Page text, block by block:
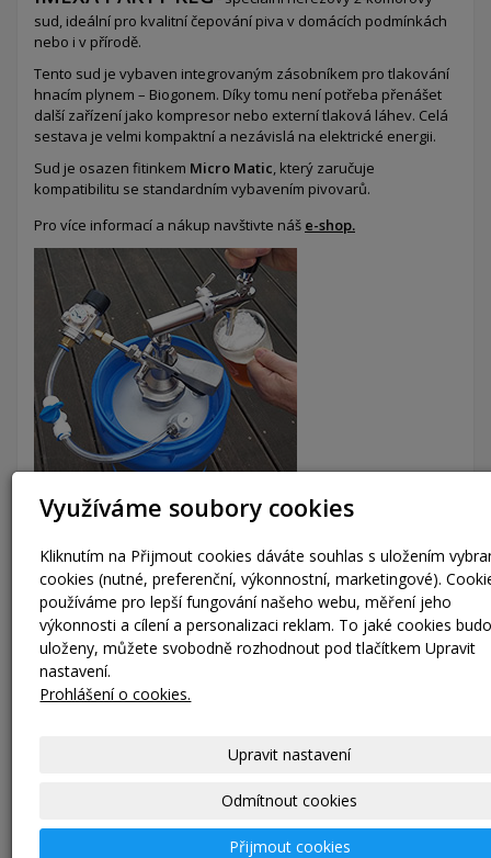
sud, ideální pro kvalitní čepování piva v domácích podmínkách
nebo i v přírodě.
Tento sud je vybaven integrovaným zásobníkem pro tlakování
hnacím plynem – Biogonem. Díky tomu není potřeba přenášet
další zařízení jako kompresor nebo externí tlaková láhev. Celá
sestava je velmi kompaktní a nezávislá na elektrické energii.
Sud je osazen fitinkem Micro Matic, který zaručuje
kompatibilitu se standardním vybavením pivovarů.
Pro více informací a nákup navštivte náš e-shop.
Naše technologie gravírování laserem umožňuje precizní
označení KEG sudů textem nebo logem vaší společnosti.
Nabízíme možnost označení KEG sudůQR kódem a dalšími
přídavnými údaji, které mohou být propojeny s naším
systémemKEGiNFOpro snadnou správu a sledování sudů.
Využíváme soubory cookies
Kliknutím na Přijmout cookies dáváte souhlas s uložením
cookies (nutné, preferenční, výkonnostní, marketingové).
používáme pro lepší fungování našeho webu, měření jeho
výkonnosti a cílení a personalizaci reklam. To jaké cookies
uloženy, můžete svobodně rozhodnout pod tlačítkem Upravit
nastavení.
Prohlášení o cookies.
Upravit nastavení
Odmítnout cookies
Přijmout cookies